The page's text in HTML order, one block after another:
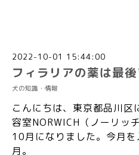
2022-10-01 15:44:00
フィラリアの薬は最後
犬の知識・情報
こんにちは、東京都品川区
容室NORWICH（ノーリッ
10月になりました。今月
月。